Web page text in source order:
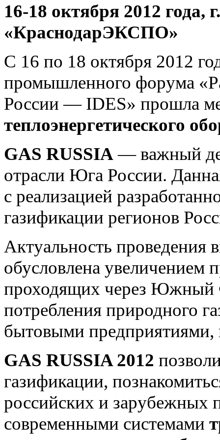
16-18 октября 2012 года,
«КраснодарЭКСПО»
С 16 по 18 октября 2012
промышленного форума
России — IDES» прошла
теплоэнергетического
GAS RUSSIA— важный
отрасли Юга России.
с реализацией
газификации регионов
Актуальность проведения
обусловлена увеличением
проходящих через Южный
потребления природного
бытовыми предприятиями,
GAS RUSSIA 2012
газификации,
российских и зарубежных
современными системами